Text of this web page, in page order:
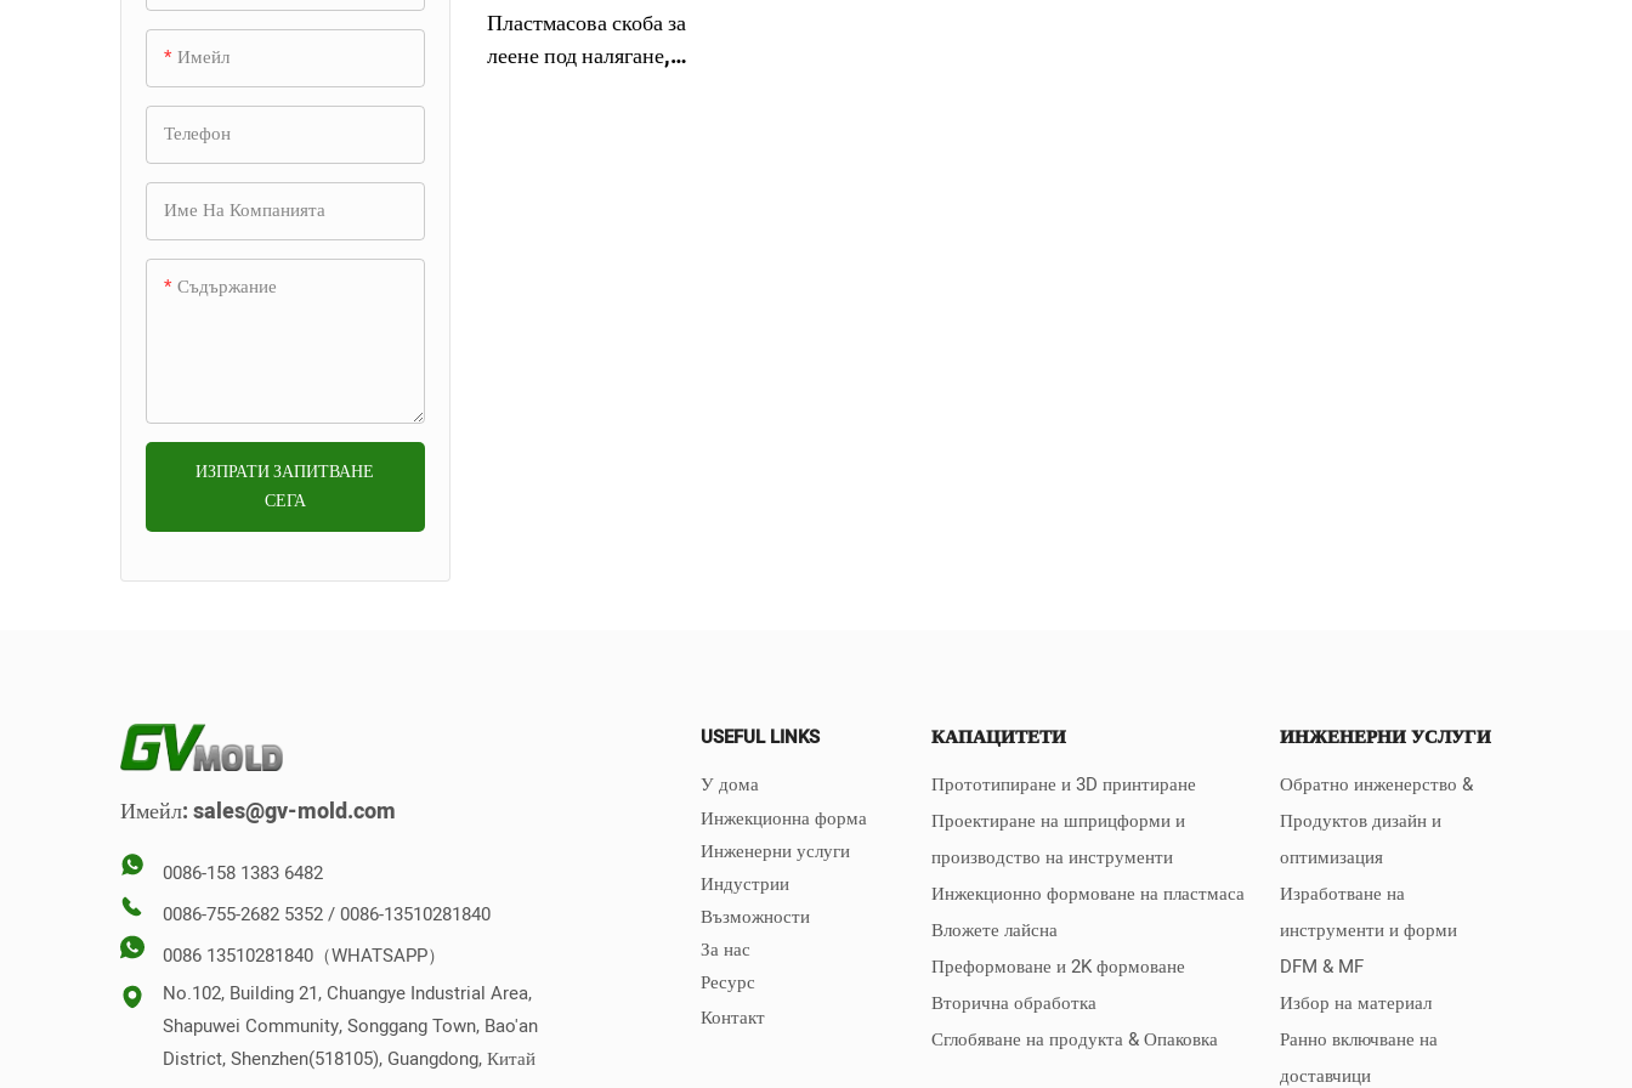
Форма за прахосмукачка
Форма за метане
Форма за чекмеджета на
хладилника
Форма за части на фреза
зареждане на безжични
слушалки
Форма за аксесоари за
Форма за корпус на камера
Форма за корпус на
проектор
Форма за принтер
Форма за принтер 先不要
Пластмасова форма за
Форма за морски тласкачи
Форма за част от вендинг
Автомобилна шприцформа
Калъп за панел на
автомобилна врата
Форма за чистачки на
виждане
Калъп за автомобилна
Форма за шприцване на
домакински съдове
Форма за шприцване на
кана за кафе
Инжекционна форма за
Форма за стенен рафт за
Форма за горещ канал
Мухъл за формоване
Поставете плесен
Имейл
Телефон
Име На Компанията
Съдържание
ИЗПРАТИ ЗАПИТВАНЕ
СЕГА
Пластмасова скоба за
леене под налягане,
Имейл:sales@gv-mold.com
0086-158 1383 6482
0086-755-2682 5352 / 0086-13510281840
0086 13510281840（WHATSAPP）
No.102, Building 21, Chuangye Industrial Area,
Shapuwei Community, Songgang Town, Bao'an
District, Shenzhen(518105), Guangdong, Китай
USEFUL LINKS
У дома
Инжекционна форма
Инженерни услуги
Индустрии
Възможности
За нас
Ресурс
Контакт
КАПАЦИТЕТИ
Прототипиране и 3D принтиране
Проектиране на шприцформи и
производство на инструменти
Инжекционно формоване на пластмаса
Вложете лайсна
Преформоване и 2K формоване
Вторична обработка
Сглобяване на продукта & Опаковка
ИНЖЕНЕРНИ УСЛУГИ
Обратно инженерство &
Продуктов дизайн и
оптимизация
Изработване на
инструменти и форми
DFM & MF
Избор на материал
Ранно включване на
доставчици